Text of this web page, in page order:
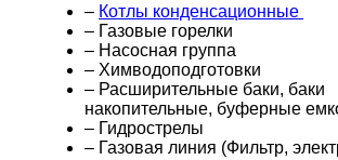
– Котлы конденсационные
– Газовые горелки
– Насосная группа
– Химводоподготовки
– Расширительные баки, баки
накопительные, буферные
– Гидрострелы
– Газовая линия (Фильтр,